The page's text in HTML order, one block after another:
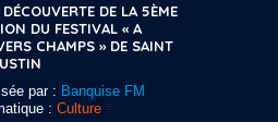
DE LA 5ÈME
DU FESTIVAL « A
CHAMPS » DE SAINT
par : Banquise FM
: Culture